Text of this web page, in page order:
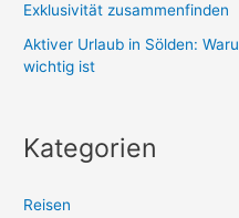
Exklusivität zusammenfinden
Aktiver Urlaub in Sölden:
wichtig ist
Kategorien
Reisen